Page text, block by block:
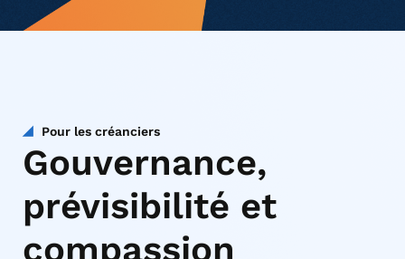
Pour les créanciers
Gouvernance,
prévisibilité et
compassion